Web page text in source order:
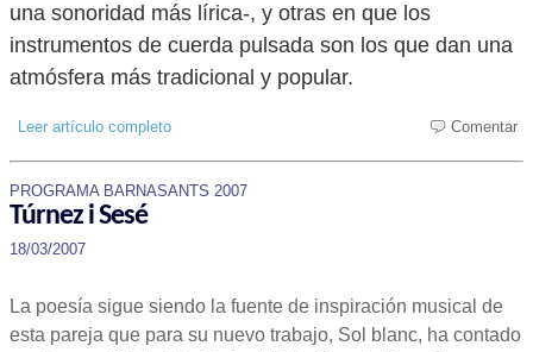
una sonoridad más lírica-, y otras en que los
instrumentos de cuerda pulsada son los que dan una
atmósfera más tradicional y popular.
Leer artículo completo Comentar
PROGRAMA BARNASANTS 2007
Túrnez i Sesé
18/03/2007
La poesía sigue siendo la fuente de inspiración musical de
esta pareja que para su nuevo trabajo, Sol blanc, ha contado